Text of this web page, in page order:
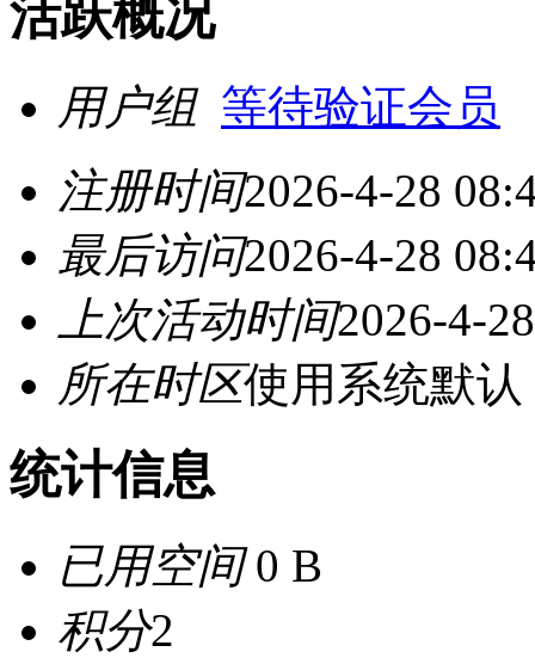
活跃概况
用户组 等待验证会员
注册时间2026-4-28
最后访问2026-4-28
上次活动时间2026-4-
所在时区使用系统默认
统计信息
已用空间0 B
积分2